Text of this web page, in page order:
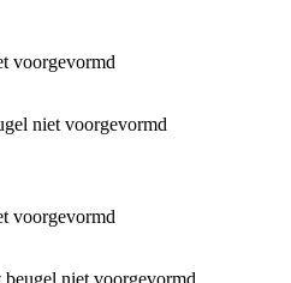
voorgevormd
voorgevormd